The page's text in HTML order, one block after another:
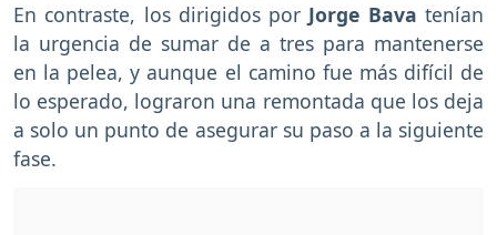
En contraste, los dirigidos por Jorge Bava tenían
la urgencia de sumar de a tres para mantenerse
en la pelea, y aunque el camino fue más difícil de
lo esperado, lograron una remontada que los deja
a solo un punto de asegurar su paso a la siguiente
fase.